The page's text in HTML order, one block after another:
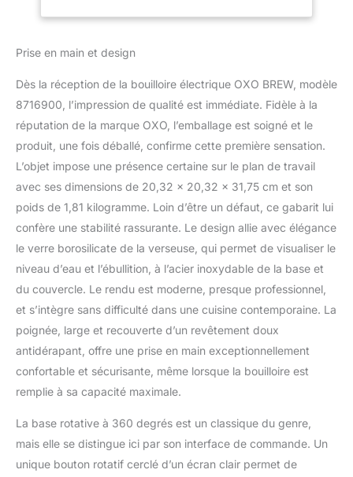
Prise en main et design
Dès la réception de la bouilloire électrique OXO BREW, modèle
8716900, l’impression de qualité est immédiate. Fidèle à la
réputation de la marque OXO, l’emballage est soigné et le
produit, une fois déballé, confirme cette première sensation.
L’objet impose une présence certaine sur le plan de travail
avec ses dimensions de 20,32 x 20,32 x 31,75 cm et son
poids de 1,81 kilogramme. Loin d’être un défaut, ce gabarit lui
confère une stabilité rassurante. Le design allie avec élégance
le verre borosilicate de la verseuse, qui permet de visualiser le
niveau d’eau et l’ébullition, à l’acier inoxydable de la base et
du couvercle. Le rendu est moderne, presque professionnel,
et s’intègre sans difficulté dans une cuisine contemporaine. La
poignée, large et recouverte d’un revêtement doux
antidérapant, offre une prise en main exceptionnellement
confortable et sécurisante, même lorsque la bouilloire est
remplie à sa capacité maximale.
La base rotative à 360 degrés est un classique du genre,
mais elle se distingue ici par son interface de commande. Un
unique bouton rotatif cerclé d’un écran clair permet de